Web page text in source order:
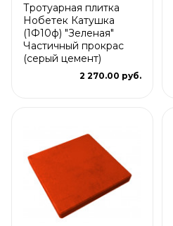
Тротуарная плитка
Нобетек Катушка
(1Ф10ф) "Зеленая"
Частичный прокрас
(серый цемент)
2 270.00 руб.